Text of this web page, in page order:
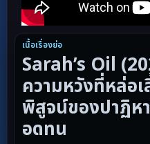
เนื้อเรื่องย่อ
Sarah’s Oil
ความหวังที่หล่อ
พิสูจน์ของปาฏิห
อดทน